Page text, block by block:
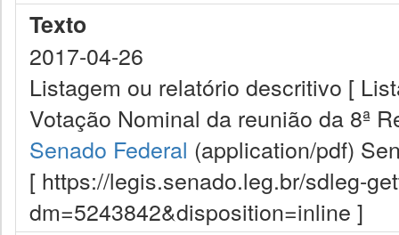
Texto
2017-04-26
Listagem ou relatório descritivo [
Votação Nominal da reunião da 8ª
Senado Federal (application/pdf)
[ https://legis.senado.leg.br/sdleg-
dm=5243842&disposition=inline ]